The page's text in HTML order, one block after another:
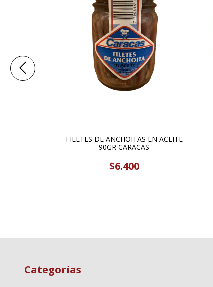
FILETES DE ANCHOITAS EN ACEITE
90GR CARACAS
$6.400
Categorías